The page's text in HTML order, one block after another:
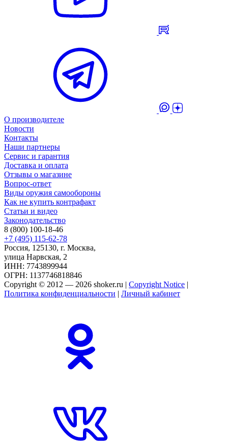
О производителе
Новости
Контакты
Наши партнеры
Сервис и гарантия
Доставка и оплата
Отзывы о магазине
Вопрос-ответ
Виды оружия самообороны
Как не купить контрафакт
Статьи и видео
Законодательство
8 (800) 100-18-46
+7 (495) 115-62-78
Россия, 125130, г. Москва,
улица Нарвская, 2
ИНН: 7743899944
ОГРН: 1137746818846
Copyright © 2012 — 2026 shoker.ru | Copyright Notice |
Политика конфиденциальности | Личный кабинет